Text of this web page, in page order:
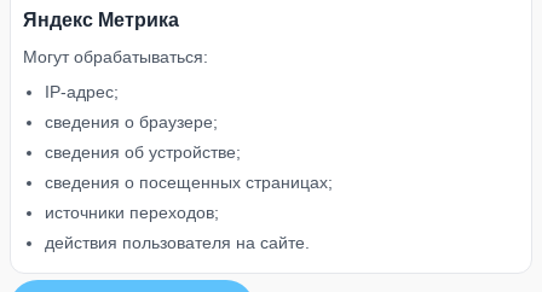
Яндекс Метрика
Могут обрабатываться:
IP-адрес;
сведения о браузере;
сведения об устройстве;
сведения о посещенных страницах;
источники переходов;
действия пользователя на сайте.